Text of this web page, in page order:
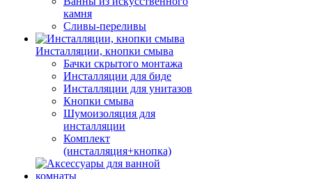
камня
Сливы-переливы
Инсталляции, кнопки смыва
Бачки скрытого монтажа
Инсталляции для биде
Инсталляции для унитазов
Кнопки смыва
Шумоизоляция для
инсталляции
Комплект
(инсталляция+кнопка)